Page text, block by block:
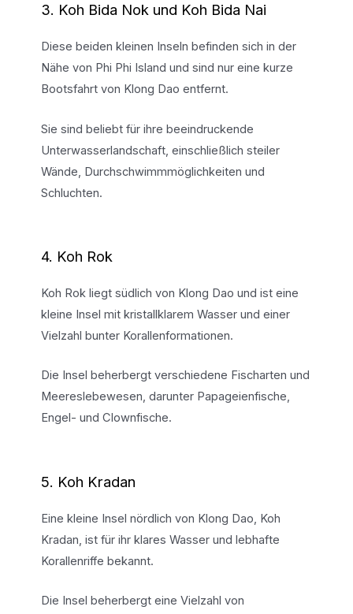
3. Koh Bida Nok und Koh Bida Nai
Diese beiden kleinen Inseln befinden sich in der
Nähe von Phi Phi Island und sind nur eine kurze
Bootsfahrt von Klong Dao entfernt.
Sie sind beliebt für ihre beeindruckende
Unterwasserlandschaft, einschließlich steiler
Wände, Durchschwimmmöglichkeiten und
Schluchten.
4. Koh Rok
Koh Rok liegt südlich von Klong Dao und ist eine
kleine Insel mit kristallklarem Wasser und einer
Vielzahl bunter Korallenformationen.
Die Insel beherbergt verschiedene Fischarten und
Meereslebewesen, darunter Papageienfische,
Engel- und Clownfische.
5. Koh Kradan
Eine kleine Insel nördlich von Klong Dao, Koh
Kradan, ist für ihr klares Wasser und lebhafte
Korallenriffe bekannt.
Die Insel beherbergt eine Vielzahl von